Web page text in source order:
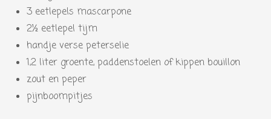
3 eetlepels mascarpone
2½ eetlepel tijm
handje verse peterselie
1,2 liter groente, paddenstoelen of kippen bouillon
zout en peper
pijnboompitjes